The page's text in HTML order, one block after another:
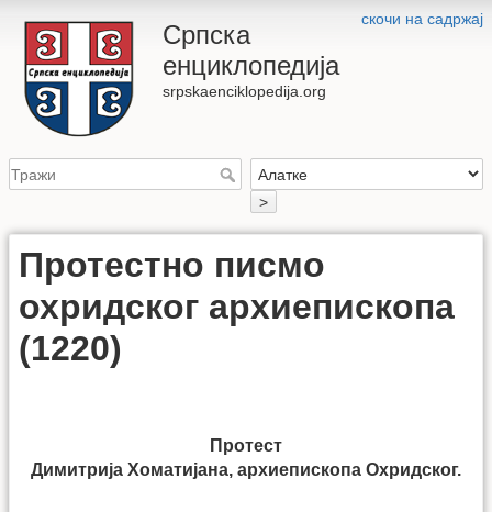
скочи на садржај
Српска
енциклопедија
srpskaenciklopedija.org
>
Протестно писмо
охридског архиепископа
(1220)
Протест
Димитрија Хоматијана, архиепископа Охридског.